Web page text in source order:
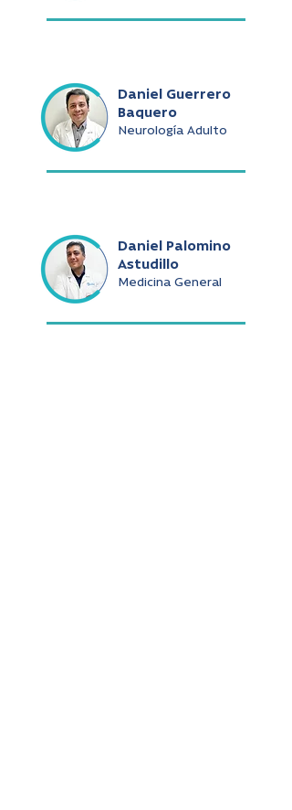
Daniel Guerrero
Baquero
Neurología Adulto
Daniel Palomino
Astudillo
Medicina General